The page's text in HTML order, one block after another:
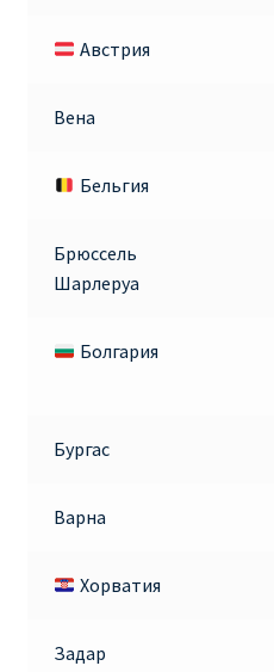
Австрия
Вена
Бельгия
Брюссель
Шарлеруа
Болгария
Бургас
Варна
Хорватия
Задар